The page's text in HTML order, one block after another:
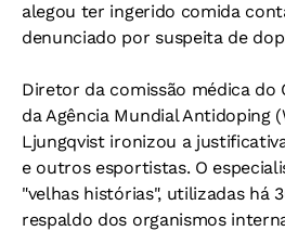
alegou ter ingerido comida
denunciado por suspeita de
Diretor da comissão médica do
da Agência Mundial Antidoping
Ljungqvist ironizou a
e outros esportistas. O
"velhas histórias", utilizadas há
respaldo dos organismos